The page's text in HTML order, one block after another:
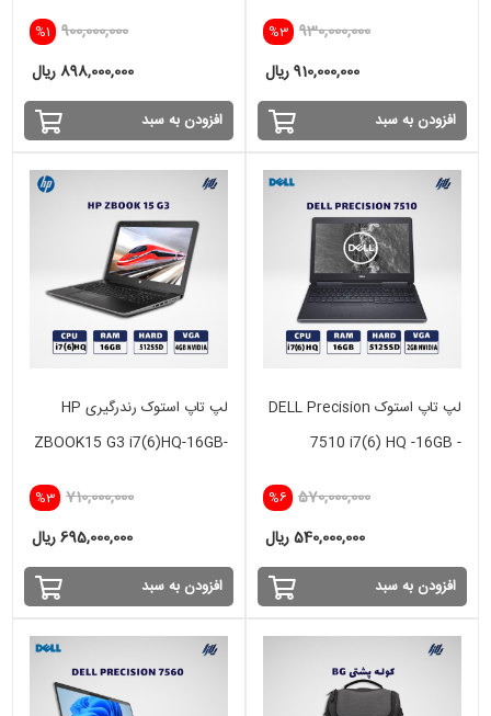
i5(9)H-16GB-512 SSD-4GB
%3 930,000,000
910,000,000 ریال
افزودن به سبد
%1 900,000,000
898,000,000 ریال
افزودن به سبد
لپ تاپ استوک DELL Precision
7510 i7(6) HQ -16GB -
%6 570,000,000
540,000,000 ریال
افزودن به سبد
لپ تاپ استوک رندرگیری HP
ZBOOK15 G3 i7(6)HQ-16GB-
%3 710,000,000
695,000,000 ریال
افزودن به سبد